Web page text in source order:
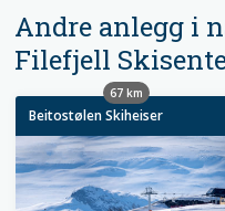
Andre anlegg i
Filefjell
Beitostølen Skiheiser
67 km